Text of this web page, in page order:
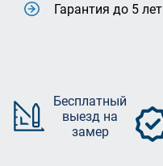
Гарантия до 5 лет
Бесплатный
выезд на
замер